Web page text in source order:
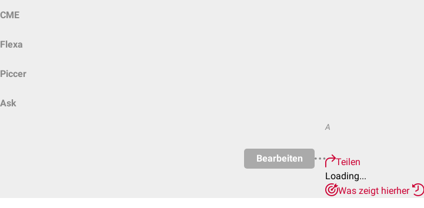
CME
Flexa
Piccer
Ask
Bearbeiten
A
Teilen
Loading...
Was zeigt hierher